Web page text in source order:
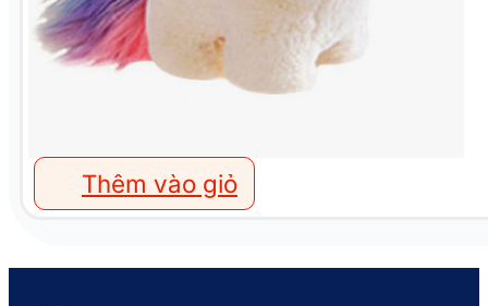
Thêm vào giỏ